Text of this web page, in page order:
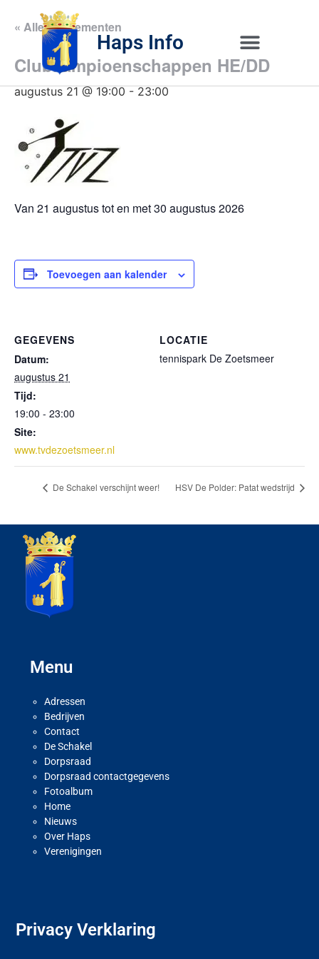
Haps Info
« Alle Evenementen
Clubkampioenschappen HE/DD
augustus 21 @ 19:00-23:00
Van 21 augustus tot en met 30 augustus 2026
Toevoegen aan kalender
GEGEVENS
Datum:
augustus 21
Tijd:
19:00 - 23:00
Site:
www.tvdezoetsmeer.nl
LOCATIE
tennispark De Zoetsmeer
De Schakel verschijnt weer! HSV De Polder: Patat wedstrijd
Menu
Adressen
Bedrijven
Contact
De Schakel
Dorpsraad
Dorpsraad contactgegevens
Fotoalbum
Home
Nieuws
Over Haps
Verenigingen
Privacy Verklaring